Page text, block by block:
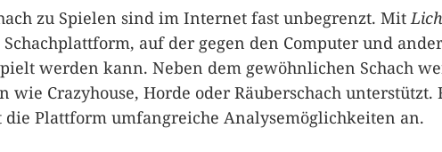
zu Spielen sind im Internet fast unbegrenzt. Mit
auf der gegen den Computer und
werden kann. Neben dem gewöhnlichen Schach
wie Crazyhouse, Horde oder Räuberschach unterstützt.
die Plattform umfangreiche Analysemöglichkeiten an.